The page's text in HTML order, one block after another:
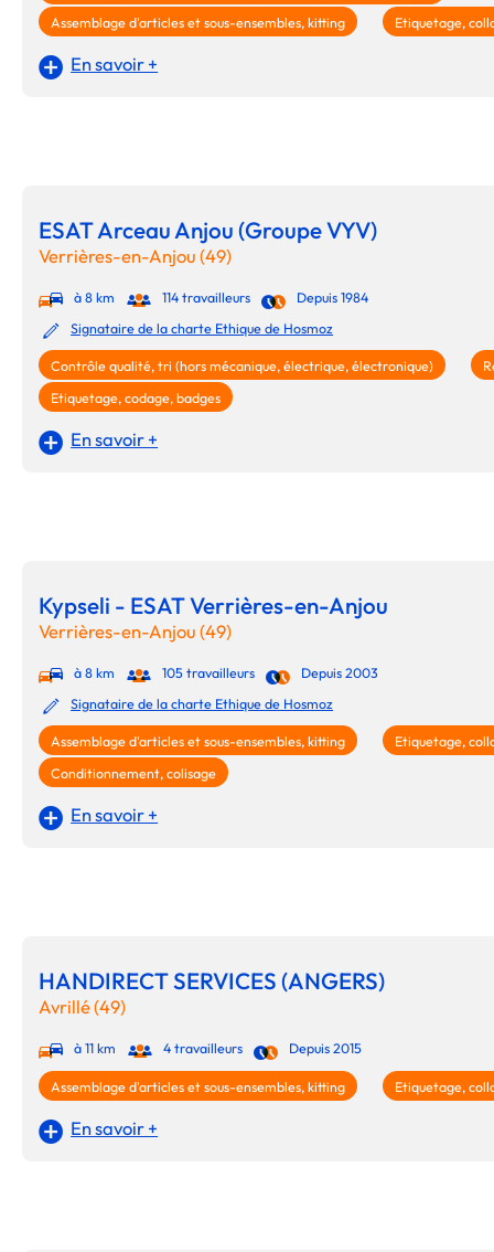
Assemblage d'articles et sous-ensembles, kitting
Etiquetage,
En savoir +
ESAT Arceau Anjou (Groupe VYV)
Verrières-en-Anjou (49)
à 8 km 114 travailleurs
Depuis 1984
Signataire de la charte Ethique de Hosmoz
Contrôle qualité, tri (hors mécanique, électrique, électronique)
Etiquetage, codage, badges
En savoir +
Kypseli - ESAT Verrières-en-Anjou
Verrières-en-Anjou (49)
à 8 km 105 travailleurs
Depuis 2003
Signataire de la charte Ethique de Hosmoz
Assemblage d'articles et sous-ensembles, kitting
Etiquetage,
Conditionnement, colisage
En savoir +
HANDIRECT SERVICES (ANGERS)
Avrillé (49)
à 11 km 4 travailleurs Depuis 2015
Assemblage d'articles et sous-ensembles, kitting Etiquetage,
En savoir +